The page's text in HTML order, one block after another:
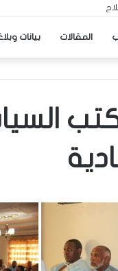
المقالات بيانات